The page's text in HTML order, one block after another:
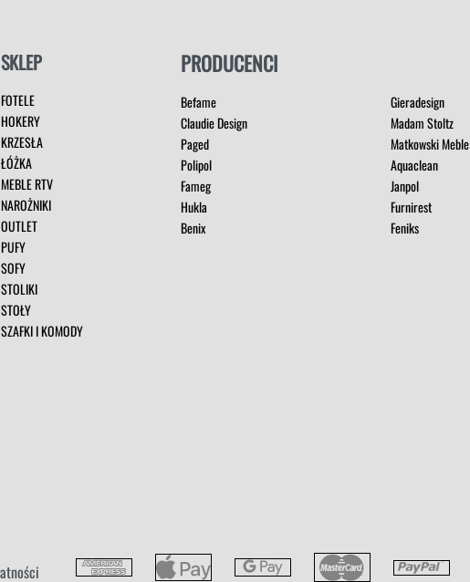
SKLEP
FOTELE
HOKERY
KRZESŁA
ŁÓŻKA
MEBLE RTV
NAROŻNIKI
OUTLET
PUFY
SOFY
STOLIKI
STOŁY
SZAFKI I KOMODY
PRODUCENCI
Befame
Claudie Design
Paged
Polipol
Fameg
Hukla
Benix
Gieradesign
Madam Stoltz
Matkowski Meble
Aquaclean
Janpol
Furnirest
Feniks